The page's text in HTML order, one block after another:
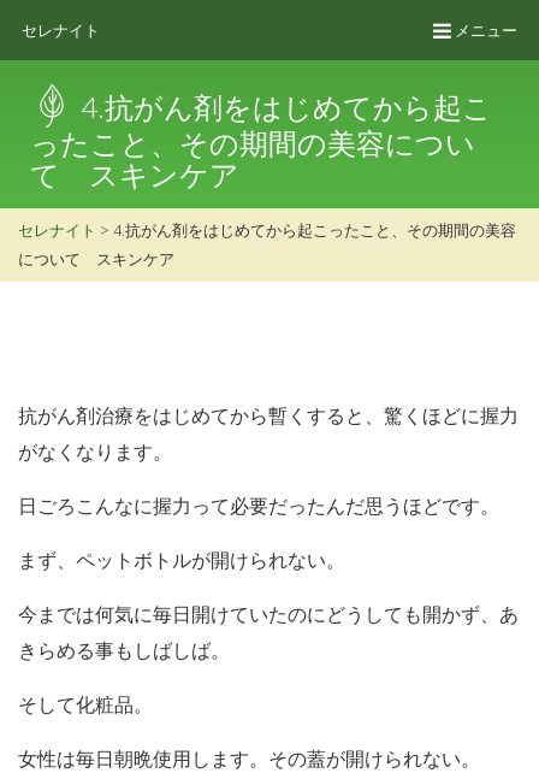
セレナイト メニュー
4.抗がん剤をはじめてから起こ
ったこと、その期間の美容につい
て スキンケア
セレナイト > 4.抗がん剤をはじめてから起こったこと、その期間の美容
について スキンケア
抗がん剤治療をはじめてから暫くすると、驚くほどに握力
がなくなります。
日ごろこんなに握力って必要だったんだ思うほどです。
まず、ペットボトルが開けられない。
今までは何気に毎日開けていたのにどうしても開かず、あ
きらめる事もしばしば。
そして化粧品。
女性は毎日朝晩使用します。その蓋が開けられない。